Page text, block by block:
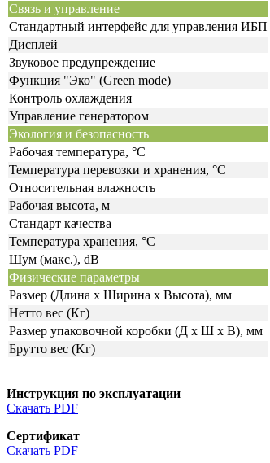
Связь и управление
Стандартный интерфейс для управления ИБП
Дисплей
Звуковое предупреждение
Функция "Эко" (Green mode)
Контроль охлаждения
Управление генератором
Экология и безопасность
Рабочая температура, °C
Температура перевозки и хранения, °C
Относительная влажность
Рабочая высота, м
Стандарт качества
Температура хранения, °C
Шум (макс.), dB
Физические параметры
Размер (Длина x Ширина x Высота), мм
Нетто вес (Кг)
Размер упаковочной коробки (Д x Ш x В), мм
Брутто вес (Kг)
Инструкция по эксплуатации
Скачать PDF
Сертификат
Скачать PDF